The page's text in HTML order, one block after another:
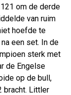
om de derde
van ruim
hoefde te
een set. In de
sterk met
de Engelse
op de bull,
bracht. Littler